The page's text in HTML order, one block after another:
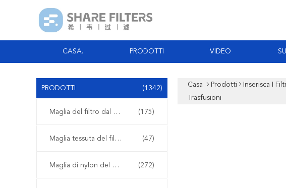
CASA. PRODOTTI VIDEO
PRODOTTI (1342)
Maglia del filtro dal poliestere (175)
Maglia tessuta del filtro (47)
Maglia di nylon del filtro (272)
Casa Prodotti Inserisca I
Trasfusioni